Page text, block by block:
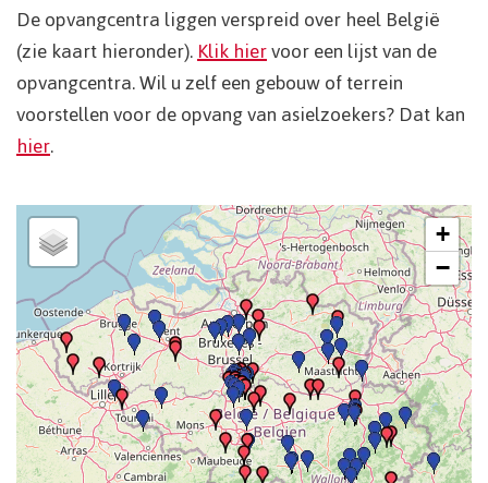
De opvangcentra liggen verspreid over heel België
(zie kaart hieronder).Klik hiervoor een lijst van de
opvangcentra. Wil u zelf een gebouw of terrein
voorstellen voor de opvang van asielzoekers? Dat kan
hier.
+
−